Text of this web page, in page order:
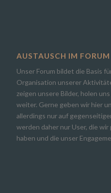
AUSTAUSCH IM FORUM
Unser Forum bildet die Basis
Organisation unserer
zeigen unsere Bilder, holen
weiter. Gerne geben wir hier
allerdings nur auf
werden daher nur User, die
haben und die unser